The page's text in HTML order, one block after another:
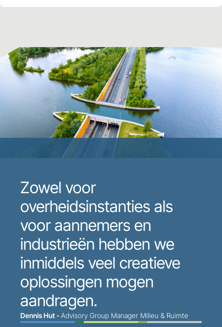
Zowel voor
overheidsinstanties als
voor aannemers en
industrieën hebben we
inmiddels veel creatieve
oplossingen mogen
aandragen.
Dennis Hut -Advisory Group Manager Milieu & Ruimte